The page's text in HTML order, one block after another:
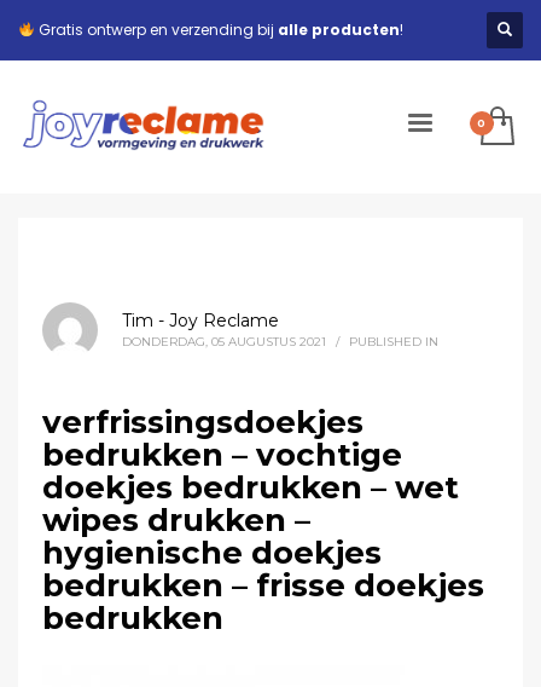
Gratis ontwerp en verzending bij alle producten!
Tim - Joy Reclame
DONDERDAG, 05 AUGUSTUS 2021 / PUBLISHED IN
verfrissingsdoekjes
bedrukken – vochtige
doekjes bedrukken – wet
wipes drukken –
hygienische doekjes
bedrukken – frisse doekjes
bedrukken